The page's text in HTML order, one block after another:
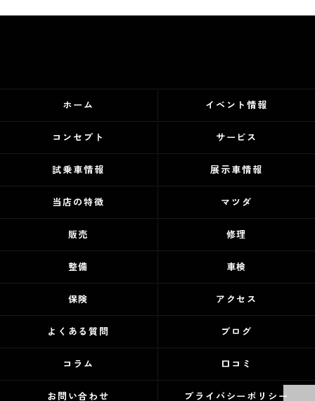
ホーム イベント情報
コンセプト サービス
試乗車情報 展示車情報
当店の特徴 マツダ
販売 修理
整備 車検
保険 アクセス
よくある質問 ブログ
コラム 口コミ
お問い合わせ プライバシーポリシー